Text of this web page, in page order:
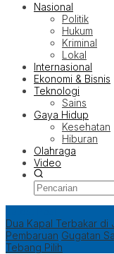
Nasional
Politik
Hukum
Kriminal
Lokal
Internasional
Ekonomi & Bisnis
Teknologi
Sains
Gaya Hidup
Kesehatan
Hiburan
Olahraga
Video
Dua Kapal Terbakar di
Pembaruan Gugatan
Tebang Pilih